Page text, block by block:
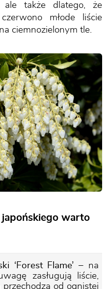
ale także dlatego, że
młode liście
ciemnozielonym tle.
japońskiego warto
‘Forest Flame’ – na
zasługują liście,
przechodzą od ognistej